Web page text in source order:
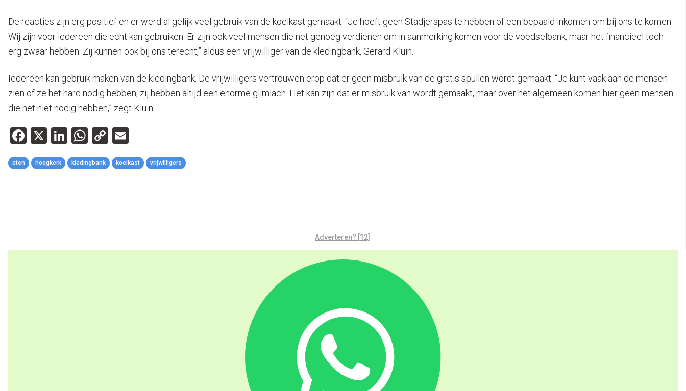
De reacties zijn erg positief en er werd al gelijk veel gebruik van de koelkast gemaakt. “Je hoeft geen Stadjerspas te hebben of een bepaald inkomen om bij ons te komen.
Wij zijn voor iedereen die echt kan gebruiken. Er zijn ook veel mensen die net genoeg verdienen om in aanmerking komen voor de voedselbank, maar het financieel toch
erg zwaar hebben. Zij kunnen ook bij ons terecht,” aldus een vrijwilliger van de kledingbank, Gerard Kluin.
Iedereen kan gebruik maken van de kledingbank. De vrijwilligers vertrouwen erop dat er geen misbruik van de gratis spullen wordt gemaakt. “Je kunt vaak aan de mensen
zien of ze het hard nodig hebben; zij hebben altijd een enorme glimlach. Het kan zijn dat er misbruik van wordt gemaakt, maar over het algemeen komen hier geen mensen
die het niet nodig hebben,” zegt Kluin.
Facebook
X LinkedIn
WhatsApp
Copy
Link
eten hoogkerk kledingbank koelkast vrijwilligers
Adverteren? [12]